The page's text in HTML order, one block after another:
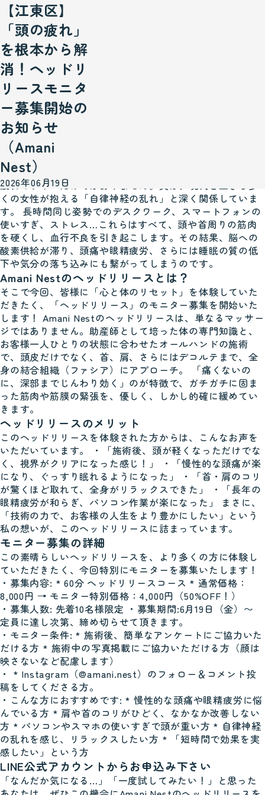
【江東区】
「頭の疲れ」
を根本から解
消！ヘッドリ
リースモニタ
ー募集開始の
お知らせ
（Amani
Nest）
2026年06月19日
「毎日パソコン作業で目が疲れる…」「デスクワ
ークで首や肩がガチガチ…」「なんだか頭が重く
て、スッキリしない…」
こんにちは！東京都江東区南砂町にある「Amani Nest」の
助産師セラピスト、松浦です。 毎日頑張っているあなた
へ。もしかしたら、その「なんとなくの不調」は、頭皮の
硬さや自律神経の乱れから来ているのかもしれません。
「頭の疲れ」って、なかなか自分ではケアしきれないもの
ですよね。私も、助産師として日々忙しく過ごす中で、ふ
とした瞬間に頭の重さや首のコリを感じることがありま
す。
「なぜ頭が疲れるのか？」
「頭の疲れ」や「眼精疲労」、「首・肩こり」は、単なる
疲れのサインだけではありません。実は、現代を生きる多
くの女性が抱える「自律神経の乱れ」と深く関係していま
す。 長時間同じ姿勢でのデスクワーク、スマートフォンの
使いすぎ、ストレス…これらはすべて、頭や首周りの筋肉
を硬くし、血行不良を引き起こします。その結果、脳への
酸素供給が滞り、頭痛や眼精疲労、さらには睡眠の質の低
下や気分の落ち込みにも繋がってしまうのです。
Amani Nestのヘッドリリースとは？
そこで今回、皆様に「心と体のリセット」を体験していた
だきたく、「ヘッドリリース」のモニター募集を開始いた
します！ Amani Nestのヘッドリリースは、単なるマッサー
ジではありません。助産師として培った体の専門知識と、
お客様一人ひとりの状態に合わせたオールハンドの施術
で、頭皮だけでなく、首、肩、さらにはデコルテまで、全
身の結合組織（ファシア）にアプローチ。 「痛くないの
に、深部までじんわり効く」のが特徴で、ガチガチに固ま
った筋肉や筋膜の緊張を、優しく、しかし的確に緩めてい
きます。
ヘッドリリースのメリット
このヘッドリリースを体験された方からは、こんなお声を
いただいています。 ・「施術後、頭が軽くなっただけでな
く、視界がクリアになった感じ！」 ・「慢性的な頭痛が楽
になり、ぐっすり眠れるようになった」 ・「首・肩のコリ
が驚くほど取れて、全身がリラックスできた」 ・「長年の
眼精疲労が和らぎ、パソコン作業が楽になった」 まさに、
「技術の力で、お客様の人生をより豊かにしたい」という
私の想いが、このヘッドリリースに詰まっています。
モニター募集の詳細
この素晴らしいヘッドリリースを、より多くの方に体験し
ていただきたく、今回特別にモニターを募集いたします！
・募集内容: * 60分 ヘッドリリースコース * 通常価格：
8,000円 → モニター特別価格：4,000円（50%OFF！）
・募集人数: 先着10名様限定 ・募集期間:6月19日（金）〜
定員に達し次第、締め切らせて頂きます。
・モニター条件: * 施術後、簡単なアンケートにご協力いた
だける方 * 施術中の写真掲載にご協力いただける方（顔は
映さないなど配慮します）
・ * Instagram（@amani.nest）のフォロー＆コメント投
稿をしてくださる方。
・こんな方におすすめです: * 慢性的な頭痛や眼精疲労に悩
んでいる方 * 肩や首のコリがひどく、なかなか改善しない
方 * パソコンやスマホの使いすぎで頭が重い方 * 自律神経
の乱れを感じ、リラックスしたい方 * 「短時間で効果を実
感したい」という方
LINE公式アカウントからお申込み下さい
「なんだか気になる…」「一度試してみたい！」と思った